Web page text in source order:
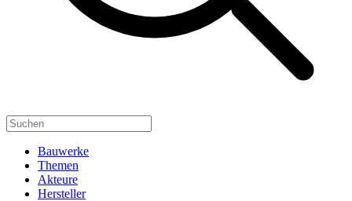
Bauwerke
Themen
Akteure
Hersteller